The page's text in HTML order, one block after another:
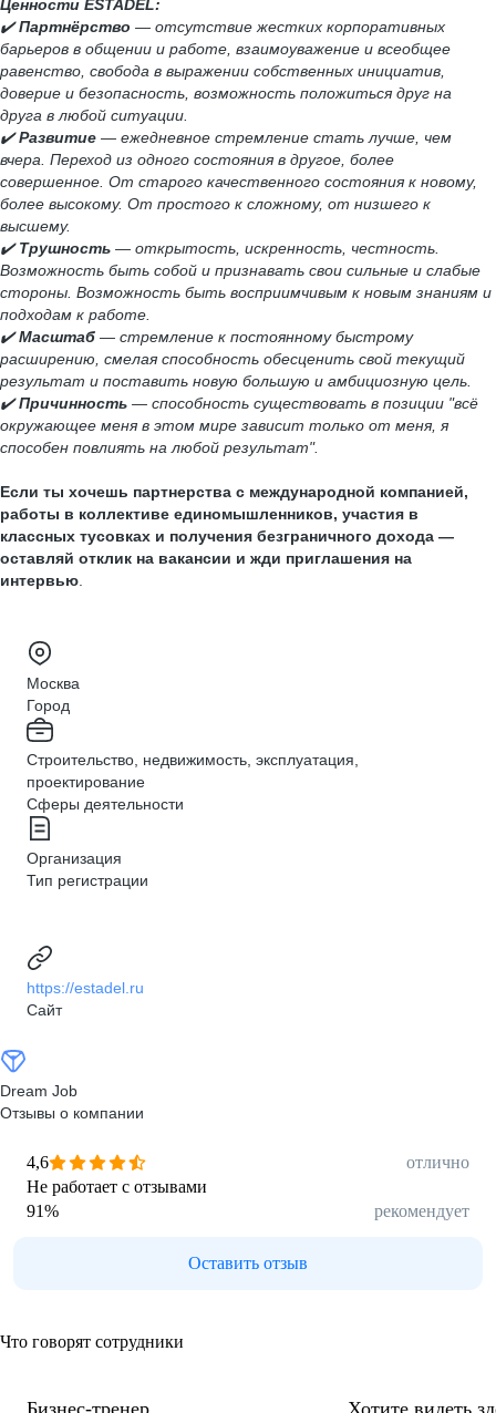
Ценности ESTADEL:
✔️Партнёрство — отсутствие жестких корпоративных
барьеров в общении и работе, взаимоуважение и всеобщее
равенство, свобода в выражении собственных инициатив,
доверие и безопасность, возможность положиться друг на
друга в любой ситуации.
✔️Развитие — ежедневное стремление стать лучше, чем
вчера. Переход из одного состояния в другое, более
совершенное. От старого качественного состояния к новому,
более высокому. От простого к сложному, от низшего к
высшему.
✔️Трушность — открытость, искренность, честность.
Возможность быть собой и признавать свои сильные и слабые
стороны. Возможность быть восприимчивым к новым знаниям и
подходам к работе.
✔️Масштаб — стремление к постоянному быстрому
расширению, смелая способность обесценить свой текущий
результат и поставить новую большую и амбициозную цель.
✔️Причинность — способность существовать в позиции "всё
окружающее меня в этом мире зависит только от меня, я
способен повлиять на любой результат".
Если ты хочешь партнерства с международной компанией,
работы в коллективе единомышленников, участия в
классных тусовках и получения безграничного дохода —
оставляй отклик на вакансии и жди приглашения на
интервью
Москва
Город
Строительство, недвижимость, эксплуатация,
проектирование
Сферы деятельности
Организация
Тип регистрации
https://estadel.ru
Сайт
Dream Job
Отзывы о компании
4,6
отлично
Не работает с отзывами
91% рекомендует
Оставить отзыв
Что говорят сотрудники
Бизнес-тренер
Хотите видеть